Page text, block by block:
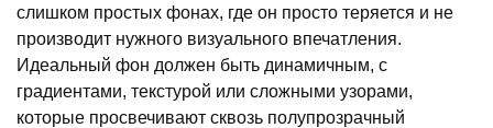
слишком простых фонах, где он просто теряется и не
производит нужного визуального впечатления.
Идеальный фон должен быть динамичным, с
градиентами, текстурой или сложными узорами,
которые просвечивают сквозь полупрозрачный